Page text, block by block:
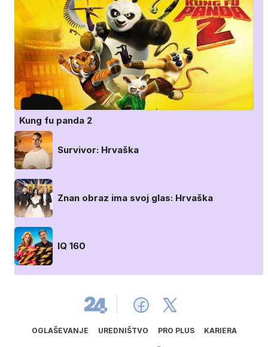
Kung fu panda 2
Survivor: Hrvaška
Znan obraz ima svoj glas: Hrvaška
IQ 160
OGLAŠEVANJE UREDNIŠTVO PRO PLUS KARIERA